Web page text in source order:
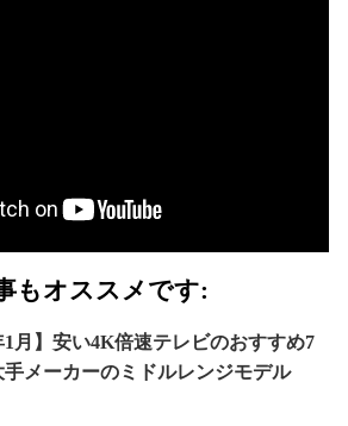
もオススメです:
1月】安い4K倍速テレビのおすすめ7
手メーカーのミドルレンジモデル